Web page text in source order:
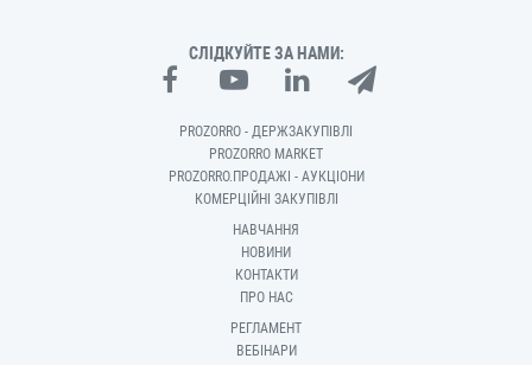
СЛІДКУЙТЕ ЗА НАМИ:
PROZORRO - ДЕРЖЗАКУПІВЛІ
PROZORRO MARKET
PROZORRO.ПРОДАЖІ - АУКЦІОНИ
КОМЕРЦІЙНІ ЗАКУПІВЛІ
НАВЧАННЯ
НОВИНИ
КОНТАКТИ
ПРО НАС
РЕГЛАМЕНТ
ВЕБІНАРИ